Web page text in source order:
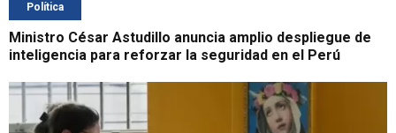
Política
Ministro César Astudillo anuncia amplio despliegue de
inteligencia para reforzar la seguridad en el Perú